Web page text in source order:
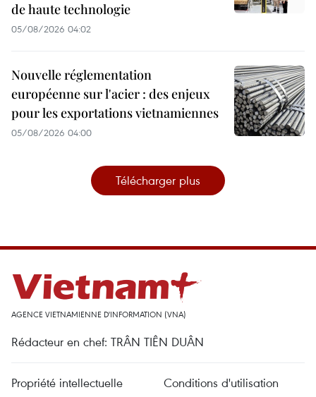
de haute technologie
05/08/2026 04:02
Nouvelle réglementation
européenne sur l'acier : des enjeux
pour les exportations vietnamiennes
05/08/2026 04:00
Télécharger plus
AGENCE VIETNAMIENNE D'INFORMATION (VNA)
Rédacteur en chef: TRÂN TIÊN DUÂN
Propriété intellectuelle Conditions d'utilisation